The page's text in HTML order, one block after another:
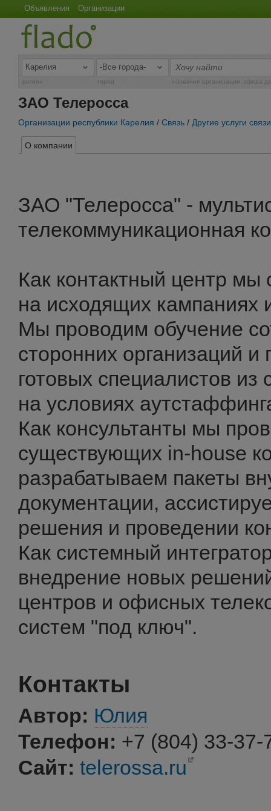
Объявления Организации
регион город название организации, сфера
ЗАО Телеросса
Организации республики Карелия / Связь / Другие услуги связи
О компании
ЗАО "Телеросса" -
телекоммуникационная
Как контактный центр мы
на исходящих кампаниях
Мы проводим обучение
сторонних организаций и
готовых специалистов из
на условиях
Как консультанты мы
существующих in-house
разрабатываем пакеты
документации,
решения и проведении
Как системный
внедрение новых
центров и офисных
систем "под ключ".
Контакты
Автор: Юлия
Телефон: +7 (804) 33-37-
Сайт: telerossa.ru